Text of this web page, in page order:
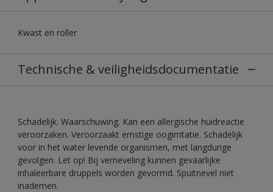
Kwast en roller
Technische & veiligheidsdocumentatie
Schadelijk. Waarschuwing. Kan een allergische huidreactie
veroorzaken. Veroorzaakt ernstige oogirritatie. Schadelijk
voor in het water levende organismen, met langdurige
gevolgen. Let op! Bij verneveling kunnen gevaarlijke
inhaleerbare druppels worden gevormd. Spuitnevel niet
inademen.